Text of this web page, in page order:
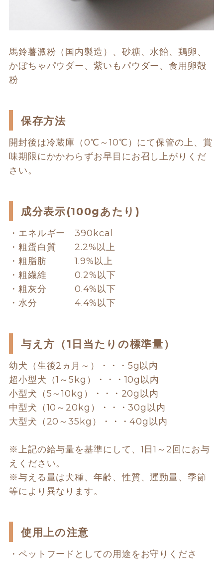
馬鈴薯澱粉（国内製造）、砂糖、水飴、鶏卵、
かぼちゃパウダー、紫いもパウダー、食用卵殻
粉
保存方法
開封後は冷蔵庫（0℃～10℃）にて保管の上、賞
味期限にかかわらずお早目にお召し上がりくだ
さい。
成分表示(100gあたり)
・エネルギー 390kcal
・粗蛋白質 2.2%以上
・粗脂肪 1.9%以上
・粗繊維 0.2%以下
・粗灰分 0.4%以下
・水分 4.4%以下
与え方（1日当たりの標準量）
幼犬（生後2ヵ月～）・・・5g以内
超小型犬（1～5kg）・・・10g以内
小型犬（5～10kg）・・・20g以内
中型犬（10～20kg）・・・30g以内
大型犬（20～35kg）・・・40g以内
※上記の給与量を基準にして、1日1～2回にお与
えください。
※与える量は犬種、年齢、性質、運動量、季節
等により異なります。
使用上の注意
・ペットフードとしての用途をお守りくださ